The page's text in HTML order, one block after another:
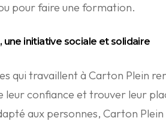
pour faire une formation.
une initiative sociale et solidaire
qui travaillent à Carton Plein
leur confiance et trouver leur
aux personnes, Carton